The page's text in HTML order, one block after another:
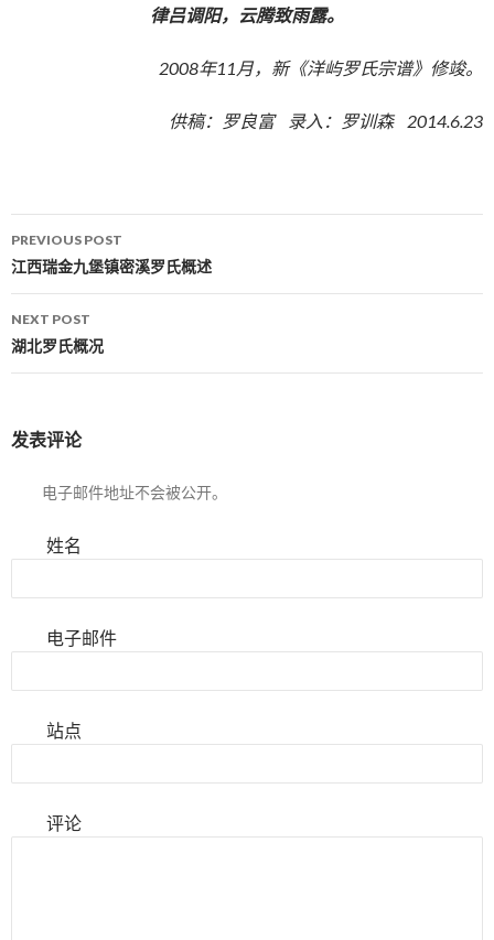
律吕调阳，云腾致雨露。
2008年11月，新《洋屿罗氏宗谱》修竣。
供稿：罗良富 录入：罗训森 2014.6.23
Post navigation
PREVIOUS POST
江西瑞金九堡镇密溪罗氏概述
NEXT POST
湖北罗氏概况
发表评论
电子邮件地址不会被公开。
姓名
电子邮件
站点
评论